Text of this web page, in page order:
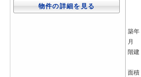
物件の詳細を見る
築年
月
階建
面積